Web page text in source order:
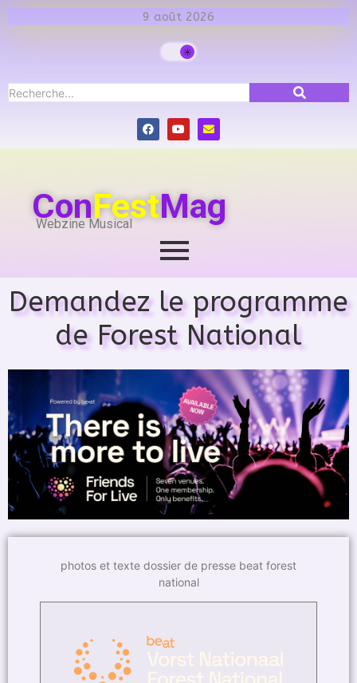
9 août 2026
ConFestMag
Webzine Musical
Demandez le programme
de Forest National
photos et texte dossier de presse beat forest
national